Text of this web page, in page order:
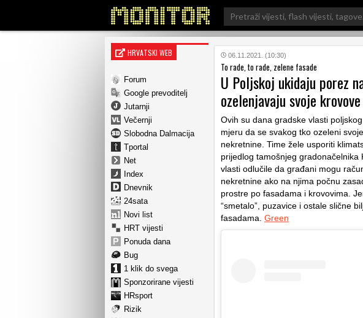
Search
for:
HRVATSKI WEB
Forum
Google prevoditelj
Jutarnji
Večernji
Slobodna Dalmacija
Tportal
Net
Index
Dnevnik
24sata
Novi list
HRT vijesti
Ponuda dana
Bug
1 klik do svega
Sponzorirane vijesti
HRsport
Rizik
06.11.2021. (10:30)
To rade, to rade, zelene fasade
U Poljskoj ukidaju porez
ozelenjavaju svoje
Ovih su dana gradske vlasti
mjeru da se svakog tko ozeleni
nekretnine. Time žele usporiti
prijedlog tamošnjeg gradonačelnika
vlasti odlučile da građani mogu
nekretnine ako na njima počnu
prostre po fasadama i krovovima.
“smetalo”, puzavice i ostale slične
fasadama. Green